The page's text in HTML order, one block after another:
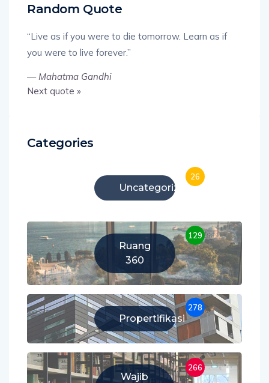
Random Quote
“Live as if you were to die tomorrow. Learn as if
you were to live forever.”
— Mahatma Gandhi
Next quote »
Categories
Uncategorized
26
Ruang
360
129
Propertifikasi
278
Wajib
266